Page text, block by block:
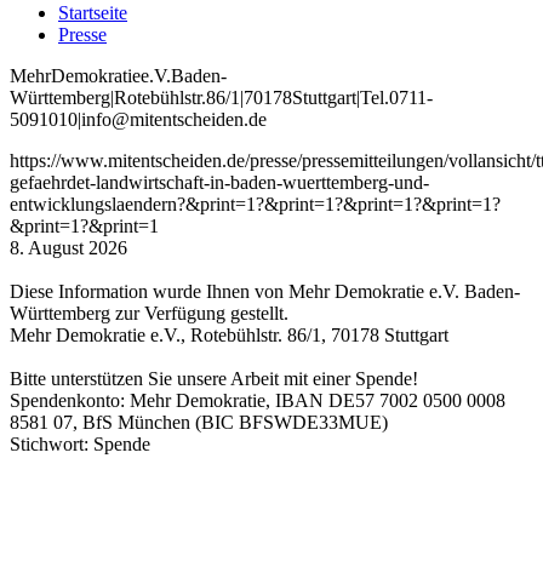
Startseite
Presse
MehrDemokratiee.V.Baden-
Württemberg|Rotebühlstr.86/1 |70178Stuttgart|Tel.0711-
5091010|info@mitentscheiden.de
https://www.mitentscheiden.de/presse/pressemitteilungen/vollansicht/
gefaehrdet-landwirtschaft-in-baden-wuerttemberg-und-
entwicklungslaendern?&print=1?&print=1?&print=1?&print=1?
&print=1?&print=1
8. August 2026
Diese Information wurde Ihnen von Mehr Demokratie e.V. Baden-
Württemberg zur Verfügung gestellt.
Mehr Demokratie e.V., Rotebühlstr. 86/1, 70178 Stuttgart
Bitte unterstützen Sie unsere Arbeit mit einer Spende!
Spendenkonto: Mehr Demokratie, IBAN DE57 7002 0500 0008
8581 07, BfS München (BIC BFSWDE33MUE)
Stichwort: Spende